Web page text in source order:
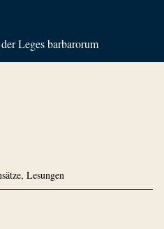
Leges barbarorum
Lesungen